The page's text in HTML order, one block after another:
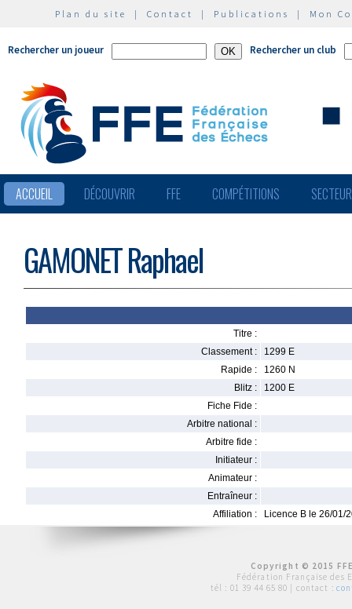
Plan du site | Contact | Publications | Mon
Rechercher un joueur Rechercher un club
ACCUEIL DÉCOUVRIR FFE COMPÉTITIONS
GAMONET Raphael
Titre :
Classement :
1299 E
Rapide :
1260 N
Blitz :
1200 E
Fiche Fide :
Arbitre national :
Arbitre fide :
Initiateur :
Animateur :
Entraîneur :
Affiliation :
Licence B le 26/01/
Copyright © 2015
Fédération Française des
tél : 01 39 44 65 80 | contact :